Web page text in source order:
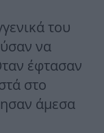
του
να
έφτασαν
στο
άμεσα